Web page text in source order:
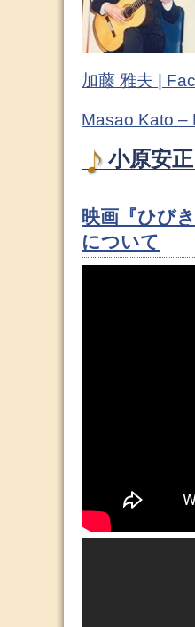
加藤 雅夫 |
Masao Kato –
小原安
映画『ひび
について